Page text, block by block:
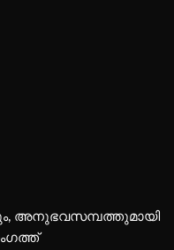
അനുഭവസമ്പത്തുമായി